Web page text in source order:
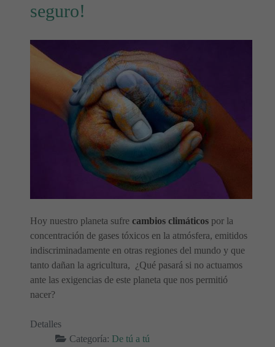
seguro!
Hoy nuestro planeta sufre cambios climáticos por la
concentración de gases tóxicos en la atmósfera, emitidos
indiscriminadamente en otras regiones del mundo y que
tanto dañan la agricultura, ¿Qué pasará si no actuamos
ante las exigencias de este planeta que nos permitió
nacer?
Detalles
Categoría: De tú a tú